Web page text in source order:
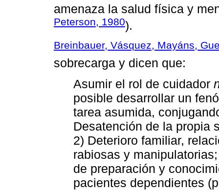
amenaza la salud física y
Peterson, 1980).
Breinbauer, Vásquez, Mayáns,
sobrecarga y dicen que:
Asumir el rol de cuidador
posible desarrollar un
tarea asumida,
Desatención de la propia
2) Deterioro familiar,
rabiosas y
de preparación y
pacientes dependientes